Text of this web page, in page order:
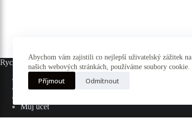
Abychom vám zajistili co nejlepší uživatelský zážitek na
našich webových stránkách, používáme soubory cookie.
Příjmout Odmítnout
Rychlé odkazy
Hlavní stránka
E-shop
Můj účet